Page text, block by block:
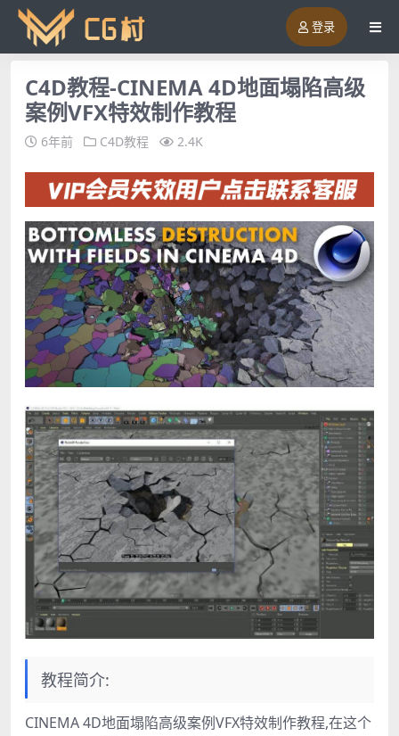
登录
C4D教程-CINEMA 4D地面塌陷高级
案例VFX特效制作教程
6年前 C4D教程 2.4K
教程简介:
CINEMA 4D地面塌陷高级案例VFX特效制作教程,在这个